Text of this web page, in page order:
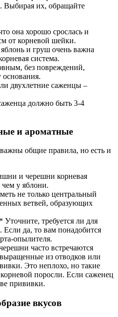
Выбирая их, обращайте
она хорошо срослась и
от корневой шейки.
и груш очень важна
система.
без повреждений,
двухлетние саженцы –
должно быть 3-4
и ароматные
общие правила, но есть и
и черешни корневая
чем у яблони.
не только центральный
ветвей, образующих
требуется ли для
да, то вам понадобится
опылителя.
часто встречаются
из отводков или
Это неплохо, но такие
поросли. Если саженец
прививки.
вкусов